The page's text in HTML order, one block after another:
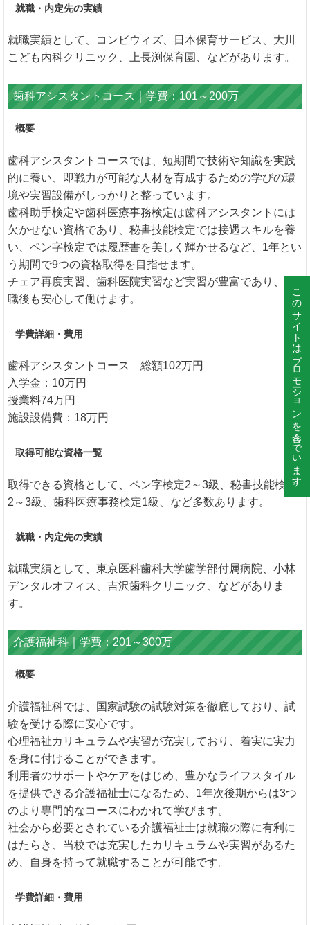
就職・内定先の実績
就職実績として、コンビウィズ、日本保育サービス、大川
こども内科クリニック、上長渕保育園、などがあります。
歯科アシスタントコース｜学費：101～200万
概要
歯科アシスタントコースでは、短期間で技術や知識を実践
的に養い、即戦力が可能な人材を育成するための学びの環
境や実習設備がしっかりと整っています。
歯科助手検定や歯科医療事務検定は歯科アシスタントには
欠かせない資格であり、秘書技能検定では接遇スキルを養
い、ペン字検定では履歴書を美しく輝かせるなど、1年とい
う期間で9つの資格取得を目指せます。
チェア再度実習、歯科医院実習など実習が豊富であり、就
職後も安心して働けます。
学費詳細・費用
歯科アシスタントコース 総額102万円
入学金：10万円
授業料74万円
施設設備費：18万円
取得可能な資格一覧
取得できる資格として、ペン字検定2～3級、秘書技能検定
2～3級、歯科医療事務検定1級、など多数あります。
就職・内定先の実績
就職実績として、東京医科歯科大学歯学部付属病院、小林
デンタルオフィス、吉沢歯科クリニック、などがありま
す。
介護福祉科｜学費：201～300万
概要
介護福祉科では、国家試験の試験対策を徹底しており、試
験を受ける際に安心です。
心理福祉カリキュラムや実習が充実しており、着実に実力
を身に付けることができます。
利用者のサポートやケアをはじめ、豊かなライフスタイル
を提供できる介護福祉士になるため、1年次後期からは3つ
のより専門的なコースにわかれて学びます。
社会から必要とされている介護福祉士は就職の際に有利に
はたらき、当校では充実したカリキュラムや実習があるた
め、自身を持って就職することが可能です。
学費詳細・費用
このサイトはプロモーションを含んでいます。